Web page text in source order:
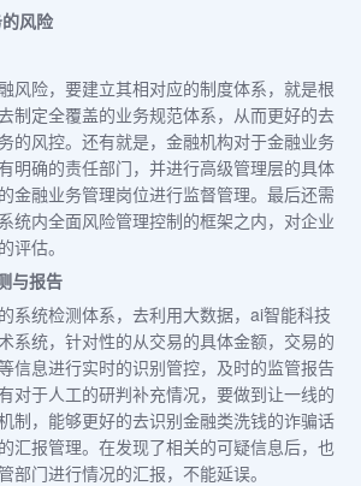
风险
风险，要建立其相对应的制度体系，就是根
制定全覆盖的业务规范体系，从而更好的去
的风控。还有就是，金融机构对于金融业务
明确的责任部门，并进行高级管理层的具体
金融业务管理岗位进行监督管理。最后还需
统内全面风险管理控制的框架之内，对企业
评估。
与报告
系统检测体系，去利用大数据，ai智能科技
系统，针对性的从交易的具体金额，交易的
信息进行实时的识别管控，及时的监管报告
对于人工的研判补充情况，要做到让一线的
制，能够更好的去识别金融类洗钱的诈骗话
汇报管理。在发现了相关的可疑信息后，也
部门进行情况的汇报，不能延误。